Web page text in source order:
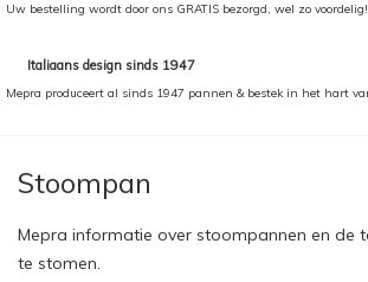
Uw bestelling wordt door ons GRATIS bezorgd, wel zo voordelig!
Italiaans design sinds 1947
Mepra produceert al sinds 1947 pannen & bestek in het hart
Stoompan
Mepra informatie over stoompannen en de
te stomen.